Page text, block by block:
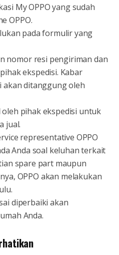
My OPPO yang sudah
OPPO.
pada formulir yang
nomor resi pengiriman dan
ekspedisi. Kabar
akan ditanggung oleh
pihak ekspedisi untuk
jual.
representative OPPO
Anda soal keluhan terkait
spare part maupun
OPPO akan melakukan
diperbaiki akan
Anda.